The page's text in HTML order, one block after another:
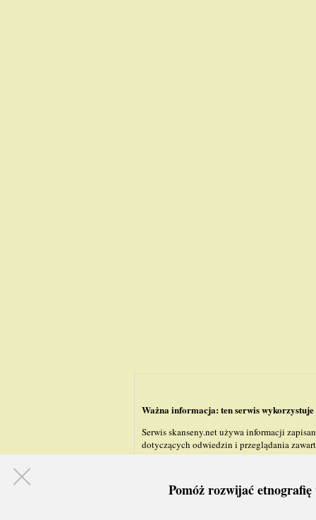
Ważna informacja: ten serwis
Serwis skanseny.net używa informacji
dotyczących odwiedzin i przeglądania
Pomóż rozwijać